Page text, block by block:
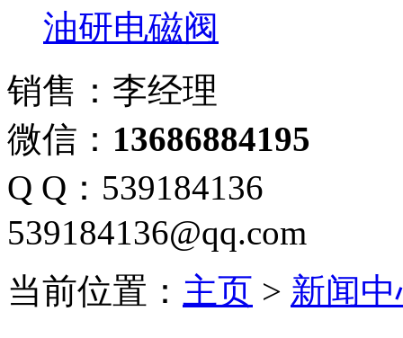
油研电磁阀
销售：李经理
微信： 13686884195
Q Q：539184136
539184136@qq.com
当前位置： 主页 > 新闻